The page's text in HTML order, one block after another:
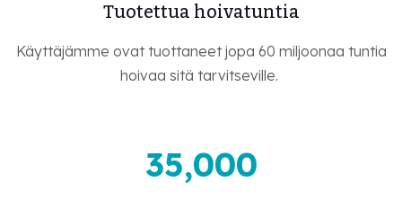
Tuotettua hoivatuntia
Käyttäjämme ovat tuottaneet jopa 60 miljoonaa tuntia
hoivaa sitä tarvitseville.
35,000